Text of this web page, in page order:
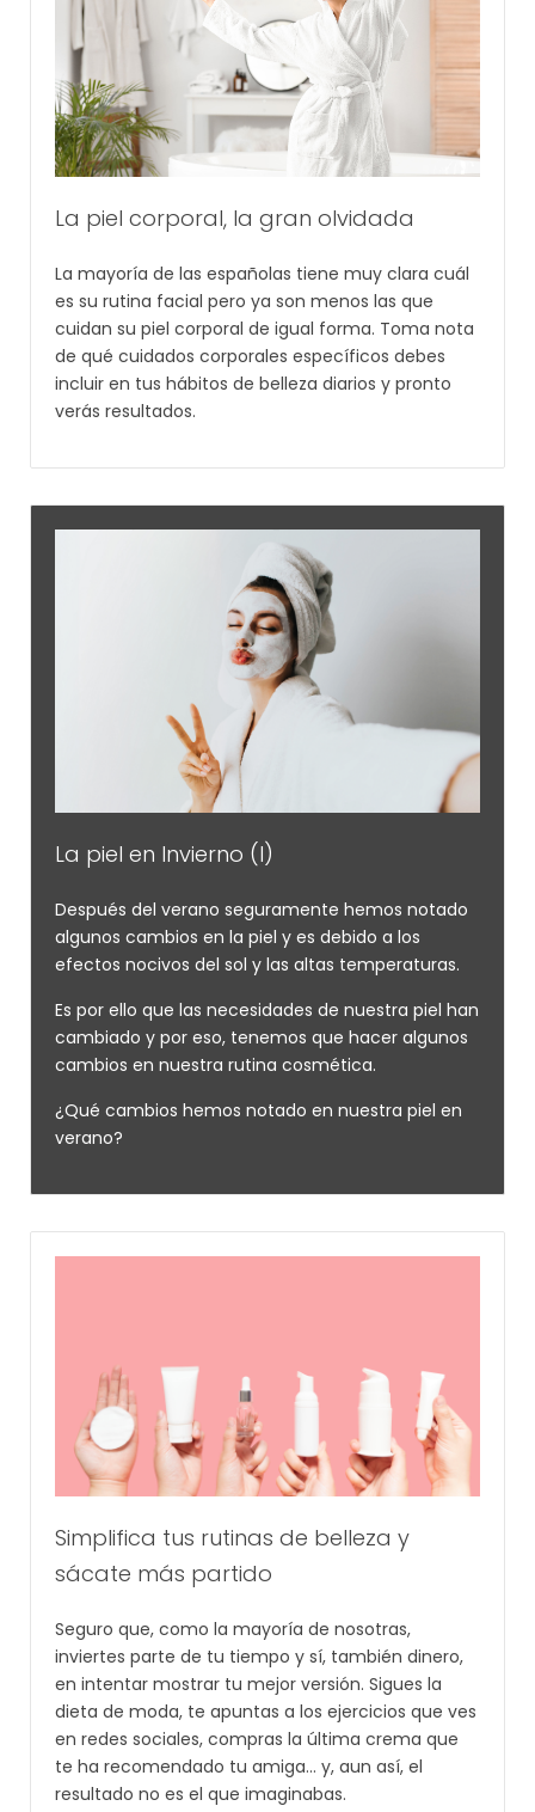
La piel corporal, la gran olvidada
La mayoría de las españolas tiene muy clara cuál
es su rutina facial pero ya son menos las que
cuidan su piel corporal de igual forma. Toma nota
de qué cuidados corporales específicos debes
incluir en tus hábitos de belleza diarios y pronto
verás resultados.
La piel en Invierno (I)
Después del verano seguramente hemos notado
algunos cambios en la piel y es debido a los
efectos nocivos del sol y las altas temperaturas.
Es por ello que las necesidades de nuestra piel han
cambiado y por eso, tenemos que hacer algunos
cambios en nuestra rutina cosmética.
¿Qué cambios hemos notado en nuestra piel en
verano?
Simplifica tus rutinas de belleza y
sácate más partido
Seguro que, como la mayoría de nosotras,
inviertes parte de tu tiempo y sí, también dinero,
en intentar mostrar tu mejor versión. Sigues la
dieta de moda, te apuntas a los ejercicios que ves
en redes sociales, compras la última crema que
te ha recomendado tu amiga… y, aun así, el
resultado no es el que imaginabas.